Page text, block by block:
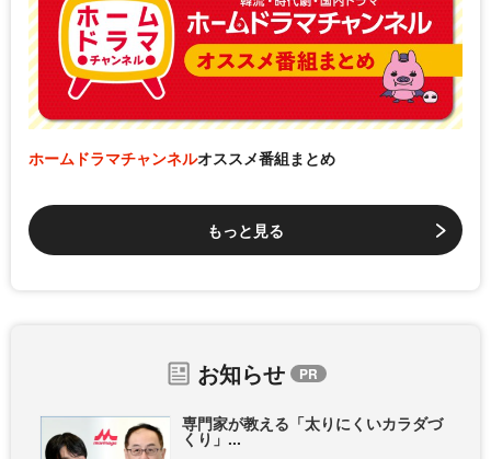
ホームドラマチャンネルオススメ番組まとめ
もっと見る
お知らせ
専門家が教える「太りにくいカラダづ
くり」...